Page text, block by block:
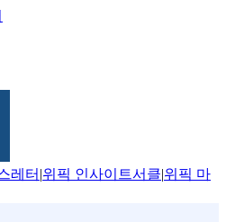
레터 |위픽 인사이트서클|위픽 마